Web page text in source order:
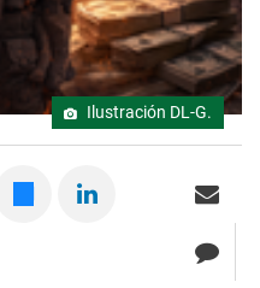
Ilustración DL-G.